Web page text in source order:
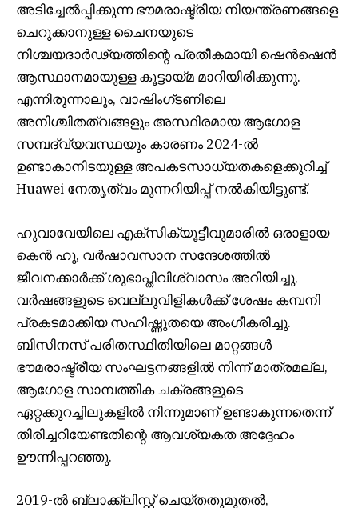
അടിച്ചേൽപ്പിക്കുന്ന ഭൗമരാഷ്ട്രീയ നിയന്ത്രണങ്ങളെ
ചെറുക്കാനുള്ള ചൈനയുടെ
നിശ്ചയദാർഢ്യത്തിന്റെ പ്രതീകമായി ഷെൻഷെൻ
ആസ്ഥാനമായുള്ള കൂട്ടായ്മ മാറിയിരിക്കുന്നു.
എന്നിരുന്നാലും, വാഷിംഗ്ടണിലെ
അനിശ്ചിതത്വങ്ങളും അസ്ഥിരമായ ആഗോള
സമ്പദ്‌വ്യവസ്ഥയും കാരണം 2024-ൽ
ഉണ്ടാകാനിടയുള്ള അപകടസാധ്യതകളെക്കുറിച്ച്
Huawei നേതൃത്വം മുന്നറിയിപ്പ് നൽകിയിട്ടുണ്ട്.
ഹുവാവേയിലെ എക്‌സിക്യൂട്ടീവുമാരിൽ ഒരാളായ
കെൻ ഹു, വർഷാവസാന സന്ദേശത്തിൽ
ജീവനക്കാർക്ക് ശുഭാപ്തിവിശ്വാസം അറിയിച്ചു,
വർഷങ്ങളുടെ വെല്ലുവിളികൾക്ക് ശേഷം കമ്പനി
പ്രകടമാക്കിയ സഹിഷ്ണുതയെ അംഗീകരിച്ചു.
ബിസിനസ് പരിതസ്ഥിതിയിലെ മാറ്റങ്ങൾ
ഭൗമരാഷ്ട്രീയ സംഘട്ടനങ്ങളിൽ നിന്ന് മാത്രമല്ല,
ആഗോള സാമ്പത്തിക ചക്രങ്ങളുടെ
ഏറ്റക്കുറച്ചിലുകളിൽ നിന്നുമാണ് ഉണ്ടാകുന്നതെന്ന്
തിരിച്ചറിയേണ്ടതിന്റെ ആവശ്യകത അദ്ദേഹം
ഊന്നിപ്പറഞ്ഞു.
2019-ൽ ബ്ലാക്ക്‌ലിസ്റ്റ് ചെയ്‌തതുമുതൽ,